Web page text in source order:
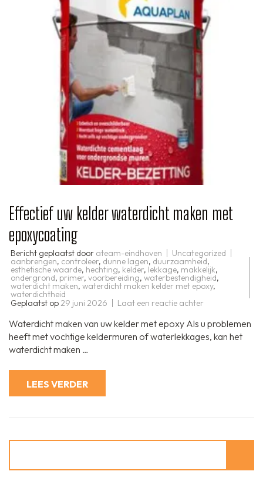
Effectief uw kelder waterdicht maken met
epoxycoating
Bericht geplaatst door ateam-eindhoven Uncategorized
aanbrengen, controleer, dunne lagen, duurzaamheid,
esthetische waarde, hechting, kelder, lekkage, makkelijk,
ondergrond, primer, voorbereiding, waterbestendigheid,
waterdicht maken, waterdicht maken kelder met epoxy,
waterdichtheid
Geplaatst op 29 juni 2026 Laat een reactie achter
kelder
waterdicht
maken
Waterdicht maken van uw kelder met epoxy Als u problemen
heeft met vochtige keldermuren of waterlekkages, kan het
waterdicht maken …
LEES VERDER